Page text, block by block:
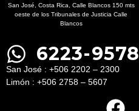
San José, Costa Rica, Calle Blancos 150 mts
oeste de los Tribunales de Justicia Calle
Blancos
6223-9578
San José : +506 2202 – 2300
Limón : +506 2758 – 5607